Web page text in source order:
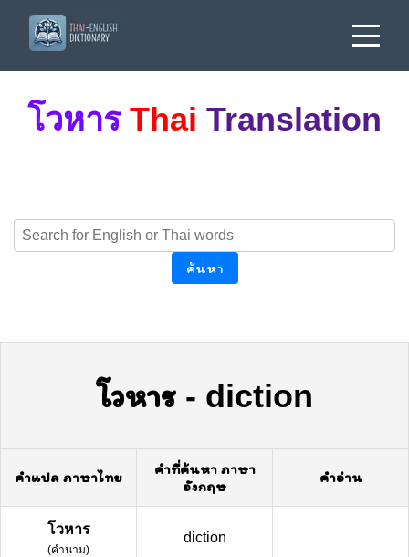
โวหาร Thai Translation
ค้นหา
โวหาร- diction
คำแปล ภาษาไทย
คำที่ค้นหา ภาษา
อังกฤษ
คำอ่าน
โวหาร
(คำนาม)
diction